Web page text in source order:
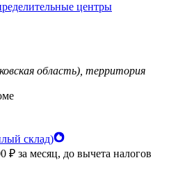
центры
область), территория
склад)
₽ за месяц, до вычета налогов